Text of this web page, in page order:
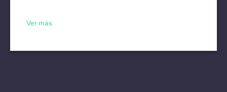
Ver más